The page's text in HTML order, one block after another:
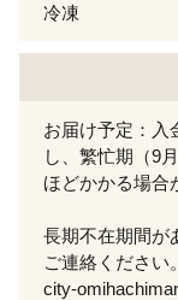
冷凍
お届け予定：入
し、繁忙期（9
ほどかかる場合
長期不在期間が
ご連絡ください。
city-